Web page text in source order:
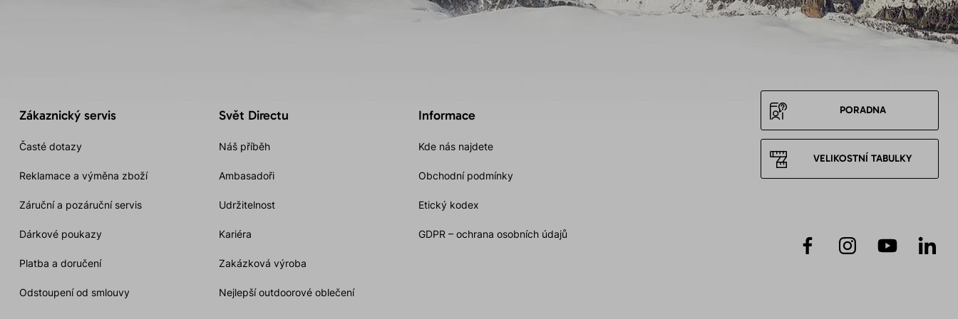
Zákaznický servis
Časté dotazy
Reklamace a výměna zboží
Záruční a pozáruční servis
Dárkové poukazy
Platba a doručení
Odstoupení od smlouvy
Svět Directu
Náš příběh
Ambasadoři
Udržitelnost
Kariéra
Zakázková výroba
Nejlepší outdoorové oblečení
Informace
Kde nás najdete
Obchodní podmínky
Etický kodex
GDPR – ochrana osobních údajů
PORADNA
VELIKOSTNÍ TABULKY